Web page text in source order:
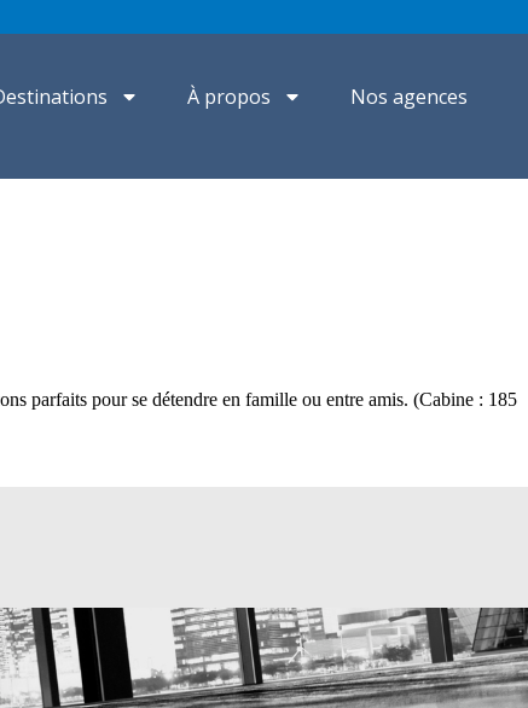
À propos Nos agences
parfaits pour se détendre en famille ou entre amis. (Cabine : 185